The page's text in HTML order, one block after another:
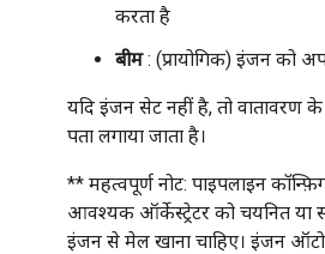
करता है
बीम: (प्रायोगिक) इंजन को
यदि इंजन सेट नहीं है, तो वातावरण
पता लगाया जाता है।
** महत्वपूर्ण नोट: पाइपलाइन
आवश्यक ऑर्केस्ट्रेटर को चयनित या
इंजन से मेल खाना चाहिए। इंजन